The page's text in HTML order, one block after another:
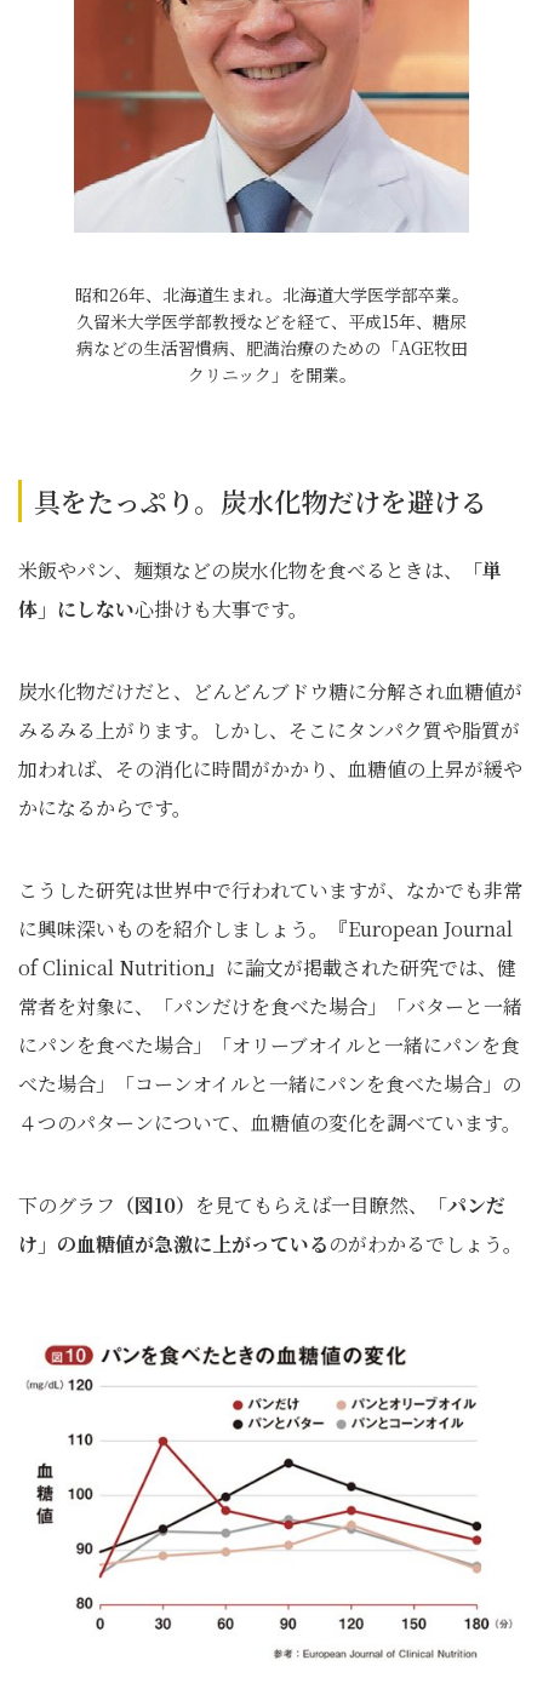
昭和26年、北海道生まれ。北海道大学医学部卒業。
久留米大学医学部教授などを経て、平成15年、糖尿
病などの生活習慣病、肥満治療のための「AGE牧田
クリニック」を開業。
具をたっぷり。炭水化物だけを避ける
米飯やパン、麺類などの炭水化物を食べるときは、
「単
体」にしない心掛けも大事です。
炭水化物だけだと、どんどんブドウ糖に分解され血糖値が
みるみる上がります。しかし、そこにタンパク質や脂質が
加われば、その消化に時間がかかり、血糖値の上昇が緩や
かになるからです。
こうした研究は世界中で行われていますが、なかでも非常
に興味深いものを紹介しましょう。『European Journal
of Clinical Nutrition』に論文が掲載された研究では、健
常者を対象に、「パンだけを食べた場合」「バターと一緒
にパンを食べた場合」「オリーブオイルと一緒にパンを食
べた場合」「コーンオイルと一緒にパンを食べた場合」の
４つのパターンについて、血糖値の変化を調べています。
下のグラフ （図10） を見てもらえば一目瞭然、
「パンだ
け」の血糖値が急激に上がっているのがわかるでしょう。